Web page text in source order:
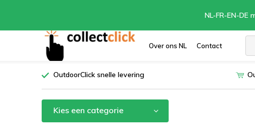
Over ons NL Contact
NL-FR-EN-DE
OutdoorClick snelle levering
Kies een categorie